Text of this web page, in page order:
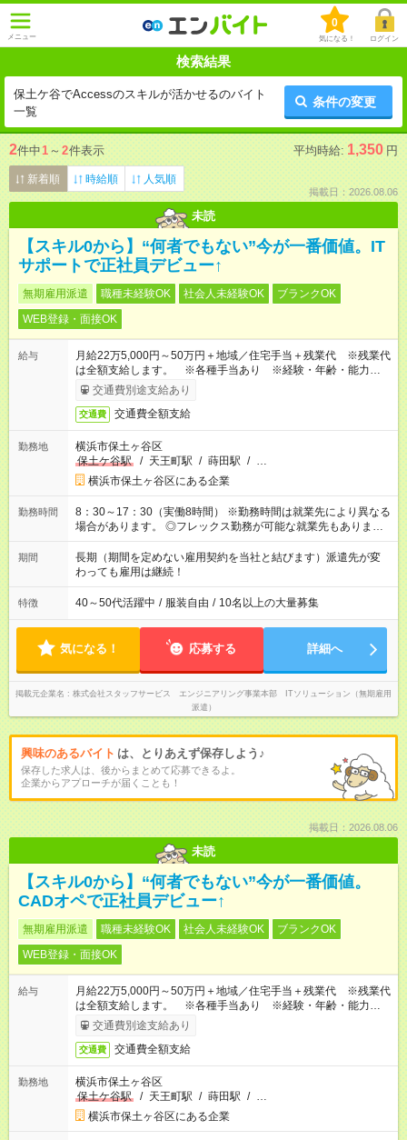
メニュー
0
気になる！ ログイン
検索結果
保土ケ谷でAccessのスキルが活かせるのバイト
一覧
条件の変更
2件中1 ～ 2件表示 平均時給: 1,350 円
新着順 時給順 人気順
掲載日：2026.08.06
未読
【スキル0から】“何者でもない”今が一番価値。IT
サポートで正社員デビュー↑
無期雇用派遣 職種未経験OK 社会人未経験OK
ブランクOK
WEB登録・面接OK
給与
月給22万5,000円～50万円＋地域／住宅手当＋残業代 ※残業代
は全額支給します。 ※各種手当あり ※経験・年齢・能力等を
考慮して加給・優遇します。
交通費別途支給あり
交通費 交通費全額支給
勤務地
横浜市保土ヶ谷区
保土ケ谷駅
/ 天王町駅 / 蒔田駅 / …
横浜市保土ヶ谷区にある企業
勤務時間
8：30～17：30（実働8時間） ※勤務時間は就業先により異なる
場合があります。 ◎フレックス勤務が可能な就業先もありま
す。 ◎今よりもさらに働きやすい環境をつくるべく、 働き方
改革に全社をあげて取り組んでいます。
期間
長期（期間を定めない雇用契約を当社と結びます）派遣先が変
わっても雇用は継続！
特徴 40～50代活躍中 / 服装自由 / 10名以上の大量募集
気になる！ 応募する 詳細へ
掲載元企業名
株式会社スタッフサービス エンジニアリング事業本部 ITソリューション（無期雇用
派遣）
興味のあるバイト は、とりあえず保存しよう♪
保存した求人は、後からまとめて応募できるよ。
企業からアプローチが届くことも！
掲載日：2026.08.06
未読
【スキル0から】“何者でもない”今が一番価値。
CADオペで正社員デビュー↑
無期雇用派遣 職種未経験OK 社会人未経験OK
ブランクOK
WEB登録・面接OK
給与
月給22万5,000円～50万円＋地域／住宅手当＋残業代 ※残業代
は全額支給します。 ※各種手当あり ※経験・年齢・能力等を
考慮して加給・優遇します。
交通費別途支給あり
交通費 交通費全額支給
勤務地
横浜市保土ヶ谷区
保土ケ谷駅
/ 天王町駅 / 蒔田駅 / …
横浜市保土ヶ谷区にある企業